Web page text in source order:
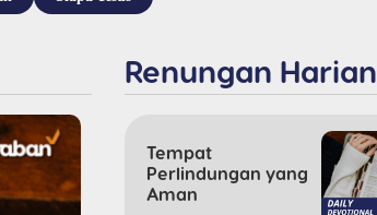
Renungan Harian
Tempat
Perlindungan yang
Aman